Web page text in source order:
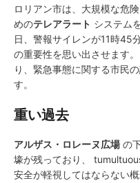
ロリアン市は、大規模な危
めのテレアラート システム
日、警報サイレンが11時45
の重要性を思い出させます
り、緊急事態に関する市民
す。
重い過去
アルザス・ロレーヌ広場 の
壕が残っており、
安全が軽視してはならない